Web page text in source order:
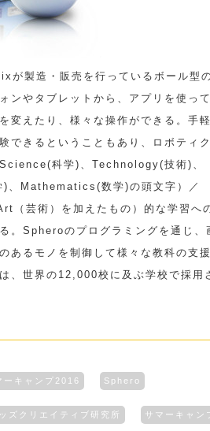
が製造・販売を行っているボール型
ンやタブレットから、アプリを使っ
変えたり、様々な操作ができる。手
できるということもあり、ロボティ
科学)、Technology(技術)、
、Mathematics(数学)の頭文字）／
（芸術）を加えたもの）的な学習へ
。Spheroのプログラミングを通じ、
あるモノを制御して様々な教科の支
、世界の12,000校に及ぶ学校で採用
ーキャンプ2016 Sphero
ズクリエイティブ研究所 サマーキャン